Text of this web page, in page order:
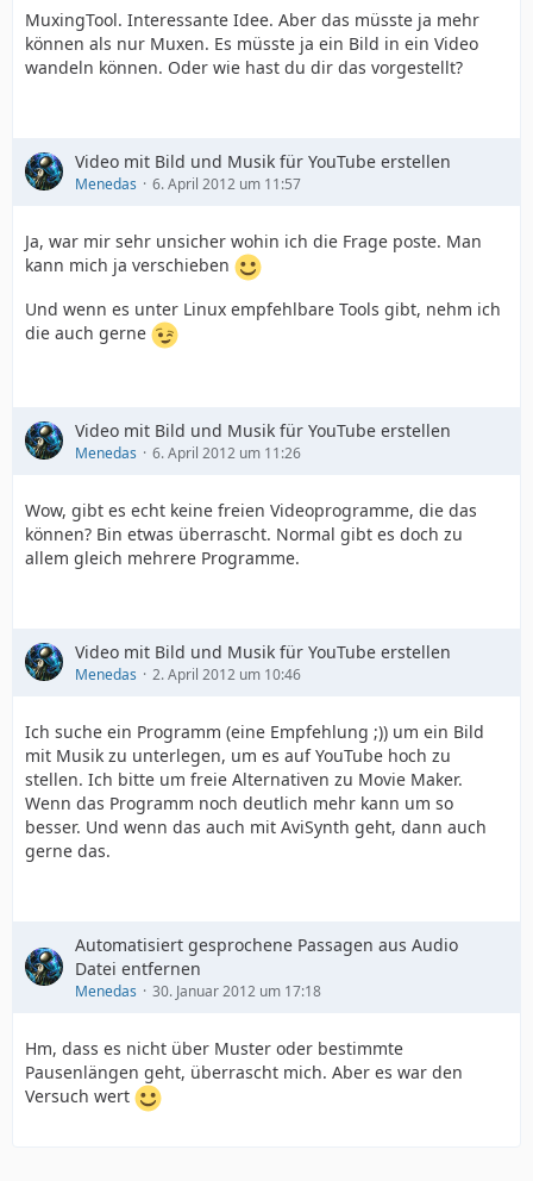
MuxingTool. Interessante Idee. Aber das müsste ja mehr
können als nur Muxen. Es müsste ja ein Bild in ein Video
wandeln können. Oder wie hast du dir das vorgestellt?
Video mit Bild und Musik für YouTube erstellen
Menedas 6. April 2012 um 11:57
Ja, war mir sehr unsicher wohin ich die Frage poste. Man
kann mich ja verschieben
Und wenn es unter Linux empfehlbare Tools gibt, nehm ich
die auch gerne
Video mit Bild und Musik für YouTube erstellen
Menedas 6. April 2012 um 11:26
Wow, gibt es echt keine freien Videoprogramme, die das
können? Bin etwas überrascht. Normal gibt es doch zu
allem gleich mehrere Programme.
Video mit Bild und Musik für YouTube erstellen
Menedas 2. April 2012 um 10:46
Ich suche ein Programm (eine Empfehlung ;)) um ein Bild
mit Musik zu unterlegen, um es auf YouTube hoch zu
stellen. Ich bitte um freie Alternativen zu Movie Maker.
Wenn das Programm noch deutlich mehr kann um so
besser. Und wenn das auch mit AviSynth geht, dann auch
gerne das.
Automatisiert gesprochene Passagen aus Audio
Datei entfernen
Menedas 30. Januar 2012 um 17:18
Hm, dass es nicht über Muster oder bestimmte
Pausenlängen geht, überrascht mich. Aber es war den
Versuch wert